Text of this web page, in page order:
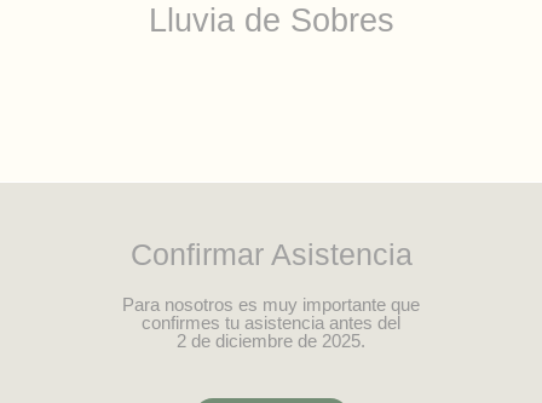
Lluvia de Sobres
Confirmar Asistencia
Para nosotros es muy importante que
confirmes tu asistencia antes del
2 de diciembre de 2025.